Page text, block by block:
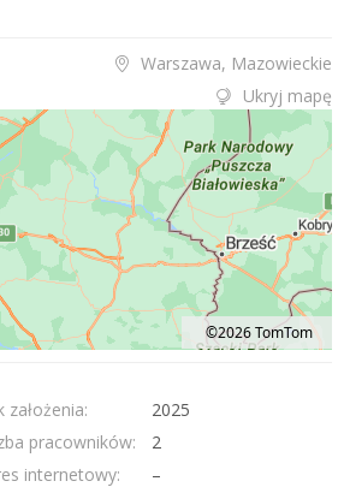
Warszawa, Mazowieckie
Ukryj mapę
©2026 TomTom
założenia:
2025
pracowników:
2
internetowy:
–